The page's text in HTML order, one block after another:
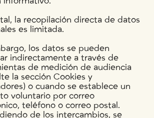
la recopilación directa de datos
es limitada.
los datos se pueden
indirectamente a través de
de medición de audiencia
la sección Cookies y
o cuando se establece un
voluntario por correo
teléfono o correo postal.
de los intercambios, se